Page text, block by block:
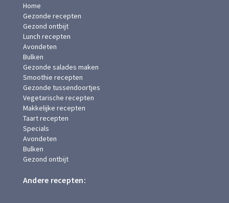
Home
Gezonde recepten
Gezond ontbijt
Lunch recepten
Avondeten
Bulken
Gezonde salades maken
Smoothie recepten
Gezonde tussendoortjes
Vegetarische recepten
Makkelijke recepten
Taart recepten
Specials
Avondeten
Bulken
Gezond ontbijt
Andere recepten: